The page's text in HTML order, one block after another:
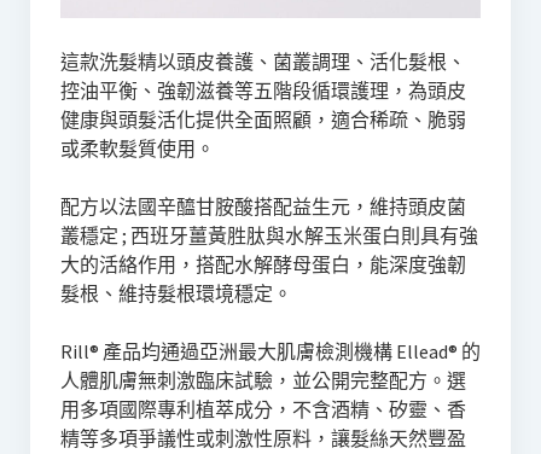
這款洗髮精以頭皮養護、菌叢調理、活化髮根、
控油平衡、強韌滋養等五階段循環護理，為頭皮
健康與頭髮活化提供全面照顧，適合稀疏、脆弱
或柔軟髮質使用。
配方以法國辛醯甘胺酸搭配益生元，維持頭皮菌
叢穩定 ; 西班牙薑黃胜肽與水解玉米蛋白則具有強
大的活絡作用，搭配水解酵母蛋白，能深度強韌
髮根、維持髮根環境穩定。
Rill® 產品均通過亞洲最大肌膚檢測機構 Ellead® 的
人體肌膚無刺激臨床試驗，並公開完整配方。選
用多項國際專利植萃成分，不含酒精、矽靈、香
精等多項爭議性或刺激性原料，讓髮絲天然豐盈